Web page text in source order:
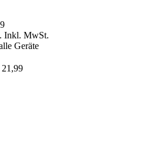
Inkl. MwSt.
Geräte